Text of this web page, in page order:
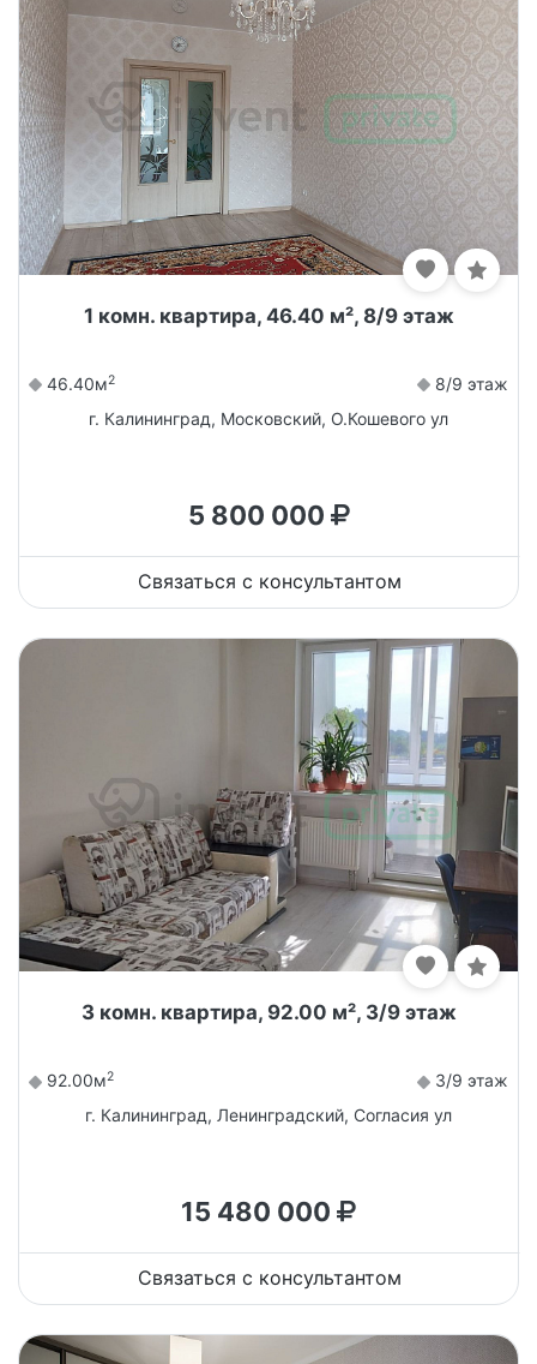
1 комн. квартира, 46.40 м², 8/9 этаж
46.40м2
8/9 этаж
г. Калининград, Московский, О.Кошевого ул
5 800 000
Связаться с консультантом
3 комн. квартира, 92.00 м², 3/9 этаж
92.00м2
3/9 этаж
г. Калининград, Ленинградский, Согласия ул
15 480 000
Связаться с консультантом